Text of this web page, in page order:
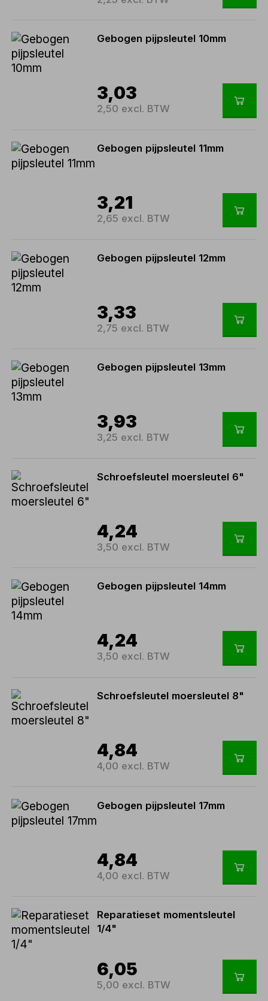
Gebogen pijpsleutel 10mm
3,03
2,50 excl. BTW
Gebogen pijpsleutel 11mm
3,21
2,65 excl. BTW
Gebogen pijpsleutel 12mm
3,33
2,75 excl. BTW
Gebogen pijpsleutel 13mm
3,93
3,25 excl. BTW
Schroefsleutel moersleutel 6"
4,24
3,50 excl. BTW
Gebogen pijpsleutel 14mm
4,24
3,50 excl. BTW
Schroefsleutel moersleutel 8"
4,84
4,00 excl. BTW
Gebogen pijpsleutel 17mm
4,84
4,00 excl. BTW
Reparatieset momentsleutel
1/4"
6,05
5,00 excl. BTW